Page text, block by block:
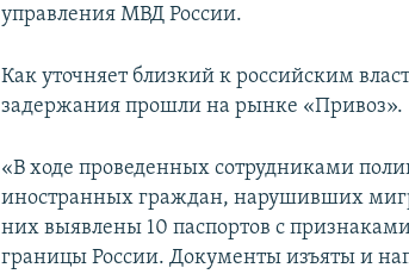
управления МВД России.
Как уточняет близкий к российским
задержания прошли на рынке «Привоз».
«В ходе проведенных сотрудниками
иностранных граждан, нарушивших
них выявлены 10 паспортов с
границы России. Документы изъяты и